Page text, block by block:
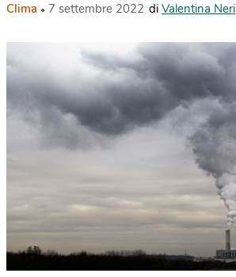
Clima 7 settembre 2022 di Valentina Neri